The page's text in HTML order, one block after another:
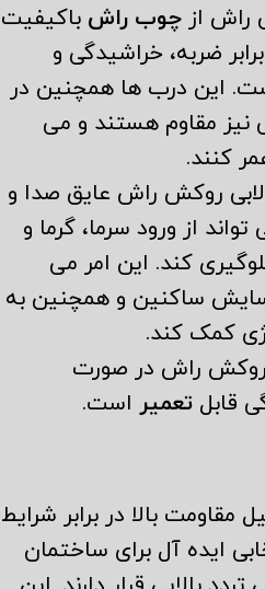
راش از چوب راش باکیفیت
ضربه، خراشیدگی و
این درب ها همچنین در
نیز مقاوم هستند و می
کنند.
روکش راش عایق صدا و
از ورود سرما، گرما و
کند. این امر می
ساکنین و همچنین به
کمک کند.
روکش راش در صورت
قابل تعمیر است.
مقاومت بالا در برابر شرایط
ایده آل برای ساختمان